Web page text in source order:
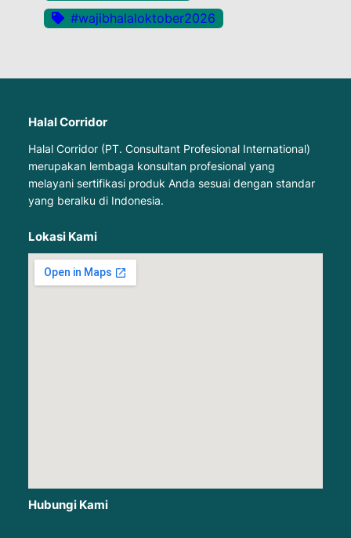
#wajibhalaloktober2026
Halal Corridor
Halal Corridor (PT. Consultant Profesional International)
merupakan lembaga konsultan profesional yang
melayani sertifikasi produk Anda sesuai dengan standar
yang beralku di Indonesia.
Lokasi Kami
Hubungi Kami